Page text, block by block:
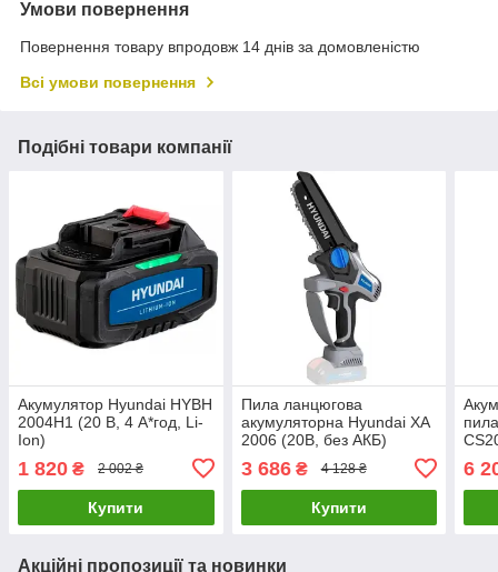
Умови повернення
Повернення товару впродовж 14 днів за домовленістю
Всі умови повернення
Подібні товари компанії
Акумулятор Hyundai HYBH
2004H1 (20 В, 4 А*год, Li-
Ion)
1 820 ₴ 2 002 ₴
Купити
Пила ланцюгова
акумуляторна Hyundai XA
2006 (20В, без АКБ)
3 686₴ 4 128 ₴
Купити
6
Акційні пропозиції та новинки